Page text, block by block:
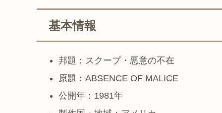
基本情報
邦題：スクープ・悪意の不在
原題：ABSENCE OF MALICE
公開年：1981年